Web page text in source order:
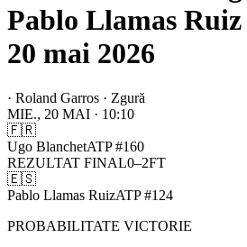
Pablo Llamas Ruiz
20 mai 2026
· Roland Garros · Zgură
MIE., 20 MAI · 10:10
🇫🇷
Ugo BlanchetATP#160
REZULTAT FINAL0–2FT
🇪🇸
Pablo Llamas RuizATP#124
PROBABILITATE VICTORIE